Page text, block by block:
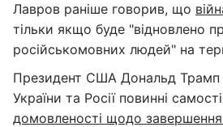
Лавров раніше говорив, що
тільки якщо буде "відновлено
російськомовних людей" на
Президент США Дональд Трамп
України та Росії повинні
домовленості щодо завершення